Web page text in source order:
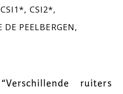
CSI1*, CSI2*,
PEELBERGEN,
ruiters